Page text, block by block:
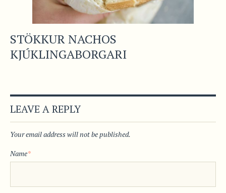
STÖKKUR NACHOS
KJÚKLINGABORGARI
LEAVE A REPLY
Your email address will not be published.
Name*